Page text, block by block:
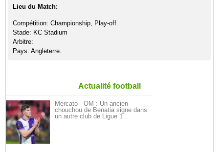
Lieu du Match:
Compétition: Championship, Play-off.
Stade: KC Stadium
Arbitre:
Pays: Angleterre.
Actualité football
Mercato - OM : Un ancien
chouchou de Benatia signe dans
un autre club de Ligue 1…